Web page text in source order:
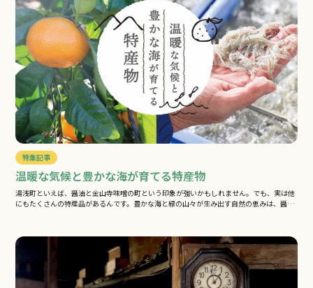
特集記事
温暖な気候と豊かな海が育てる特産物
湯浅町といえば、醤油と金山寺味噌の町という印象が強いかもしれません。でも、実は他
にもたくさんの特産品があるんです。豊かな海と緑の山々が生み出す自然の恵みは、醤